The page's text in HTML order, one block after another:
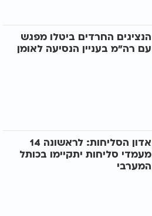
הנציגים החרדים ביטלו מפגש
עם רה"מ בעניין הנסיעה לאומן
אדון הסליחות: לראשונה 14
מעמדי סליחות יתקיימו בכותל
המערבי